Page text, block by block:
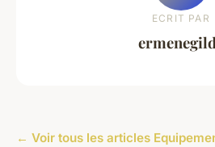
ECRIT PAR
← Voir tous les articles